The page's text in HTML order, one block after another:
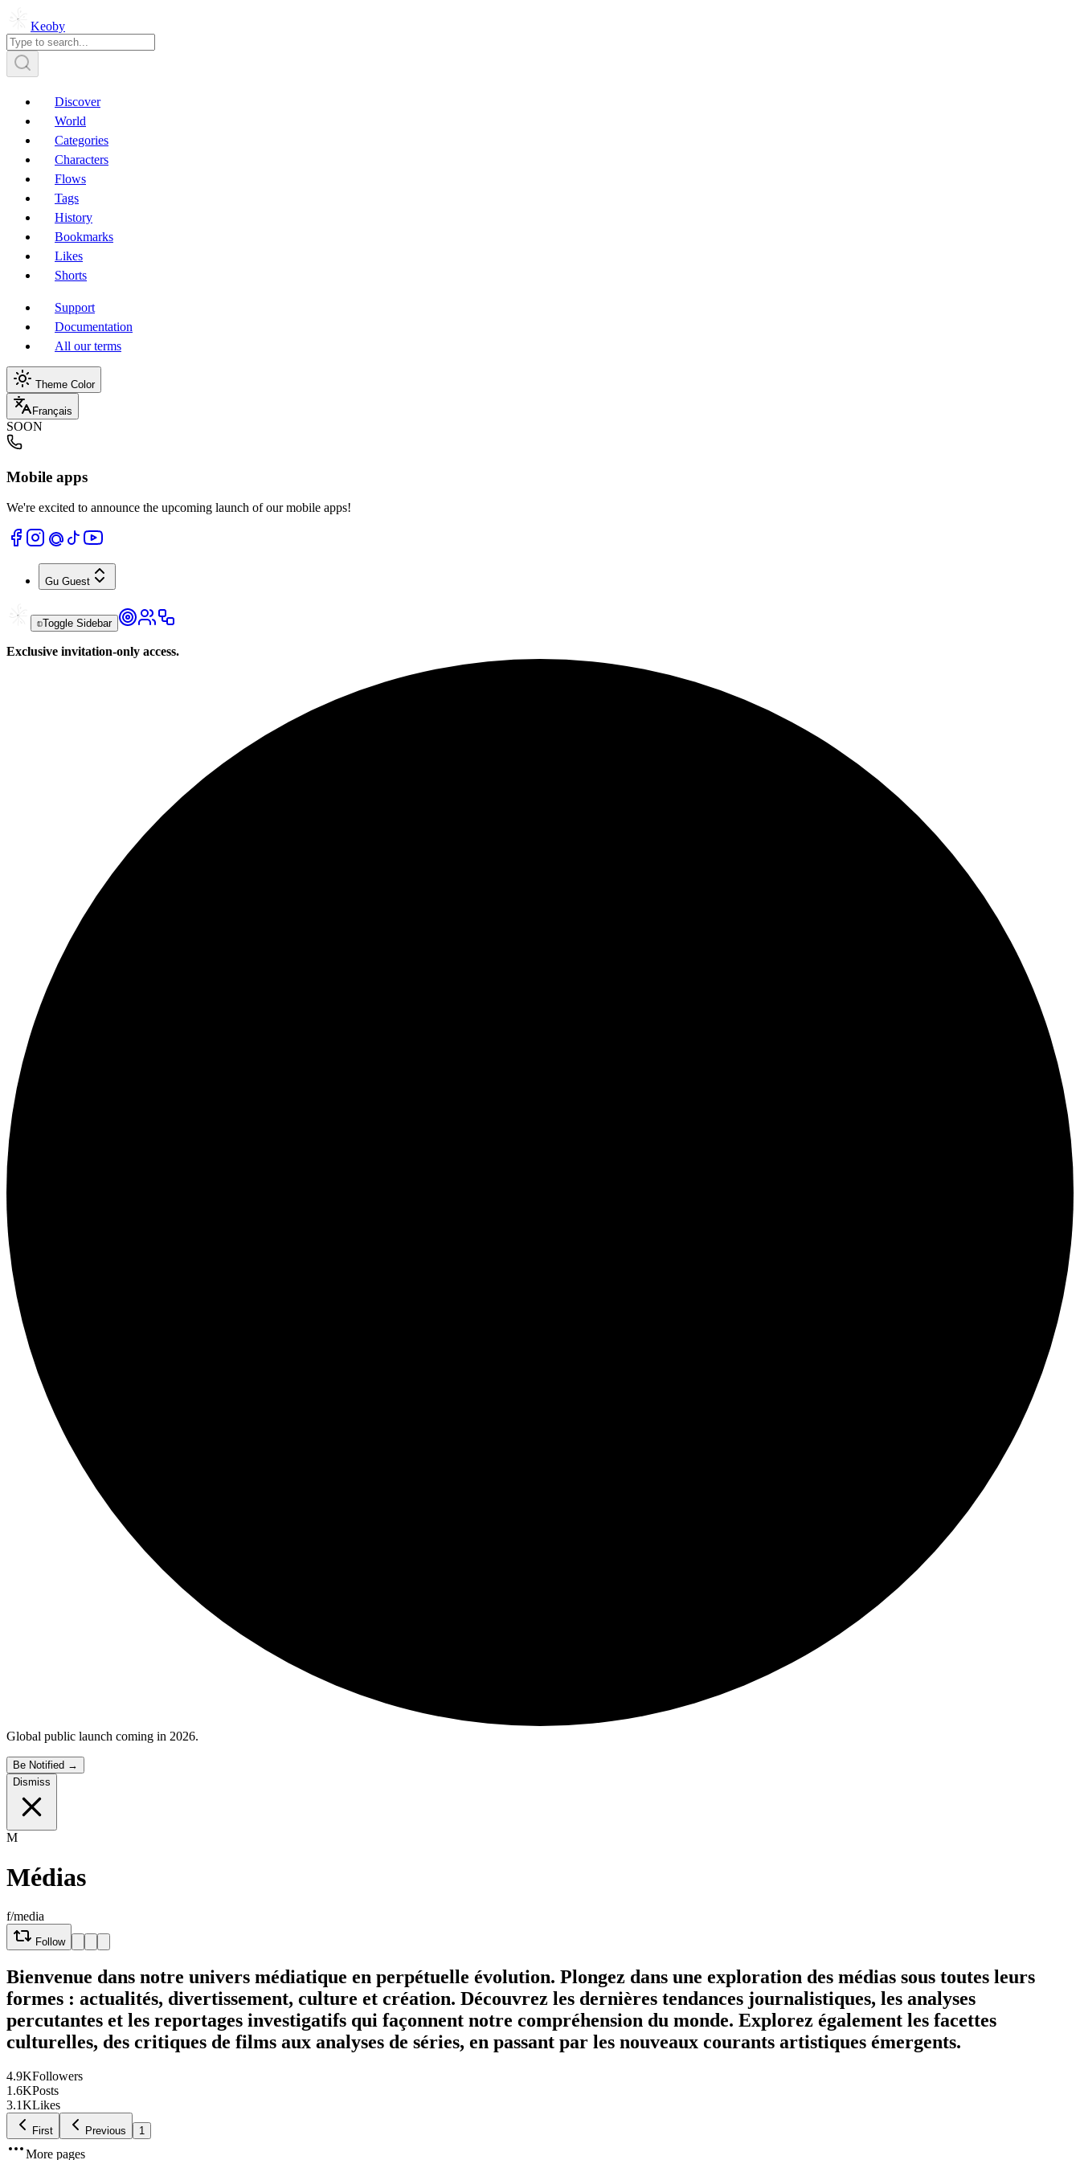
Keoby
Discover
World
Categories
Characters
Flows
Tags
History
Bookmarks
Likes
Shorts
Support
Documentation
All our terms
Theme Color
Français
SOON
Mobile apps
We're excited to announce the upcoming launch of our mobile apps!
Gu Guest
Toggle Sidebar
Exclusive invitation-only access.
Global public launch coming in 2026.
Be Notified →
Dismiss
M
Médias
f/media
Follow
Bienvenue dans notre univers médiatique en perpétuelle évolution. Plongez dans une exploration des médias sous toutes leurs
formes : actualités, divertissement, culture et création. Découvrez les dernières tendances journalistiques, les analyses
percutantes et les reportages investigatifs qui façonnent notre compréhension du monde. Explorez également les facettes
culturelles, des critiques de films aux analyses de séries, en passant par les nouveaux courants artistiques émergents.
4.9KFollowers
1.6KPosts
3.1KLikes
First Previous 1
More pages